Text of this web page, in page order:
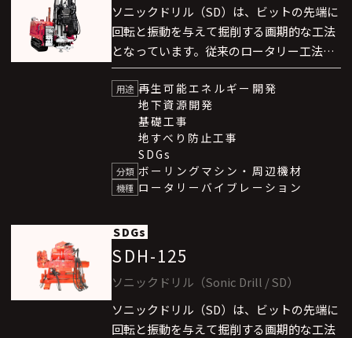
ソニックドリル（SD）は、ビットの先端に
回転と振動を与えて掘削する画期的な工法
となっています。従来のロータリー工法、
エアハンマー方式、ロータリーパーカッ
ション工法に比べて格段に高速な掘削を可
能としました。なお、本技術はカナダ
SONIC DRILL社と技術提携しています。
ソニックドリル（SD）は、”東京スカイツ
リー”地区での熱供給（地域冷暖房）事業
においても、その卓越した能力を発揮して
用途 再生可能エネルギー開発
地下資源開発
基礎工事
地すべり防止工事
SDGs
分類 ボーリングマシン・周辺機材
機種 ロータリーバイブレーション
SDGs
SDH-125
ソニックドリル（Sonic Drill / SD）
ソニックドリル（SD）は、ビットの先端に
回転と振動を与えて掘削する画期的な工法